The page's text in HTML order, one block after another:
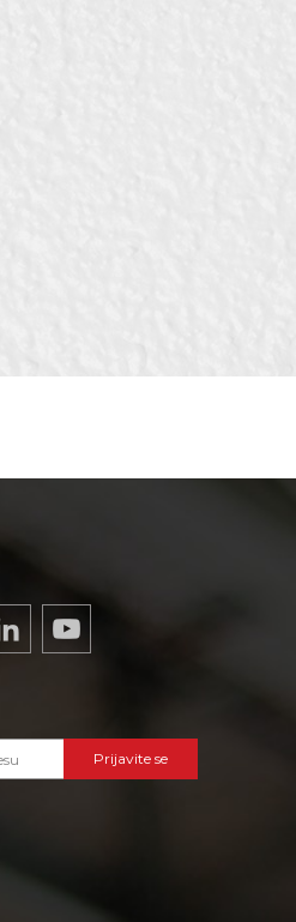
Prijavite se